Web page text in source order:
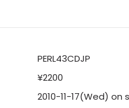
PERL43CDJP
¥2200
2010-11-17(Wed) on